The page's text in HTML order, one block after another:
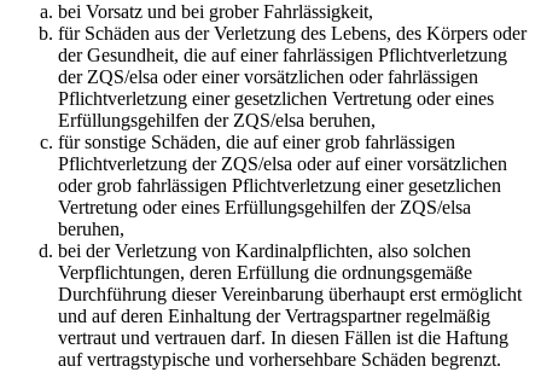
bei Vorsatz und bei grober Fahrlässigkeit,
für Schäden aus der Verletzung des Lebens, des Körpers oder
der Gesundheit, die auf einer fahrlässigen Pflichtverletzung
der ZQS/elsa oder einer vorsätzlichen oder fahrlässigen
Pflichtverletzung einer gesetzlichen Vertretung oder eines
Erfüllungsgehilfen der ZQS/elsa beruhen,
für sonstige Schäden, die auf einer grob fahrlässigen
Pflichtverletzung der ZQS/elsa oder auf einer vorsätzlichen
oder grob fahrlässigen Pflichtverletzung einer gesetzlichen
Vertretung oder eines Erfüllungsgehilfen der ZQS/elsa
beruhen,
bei der Verletzung von Kardinalpflichten, also solchen
Verpflichtungen, deren Erfüllung die ordnungsgemäße
Durchführung dieser Vereinbarung überhaupt erst ermöglicht
und auf deren Einhaltung der Vertragspartner regelmäßig
vertraut und vertrauen darf. In diesen Fällen ist die Haftung
auf vertragstypische und vorhersehbare Schäden begrenzt.